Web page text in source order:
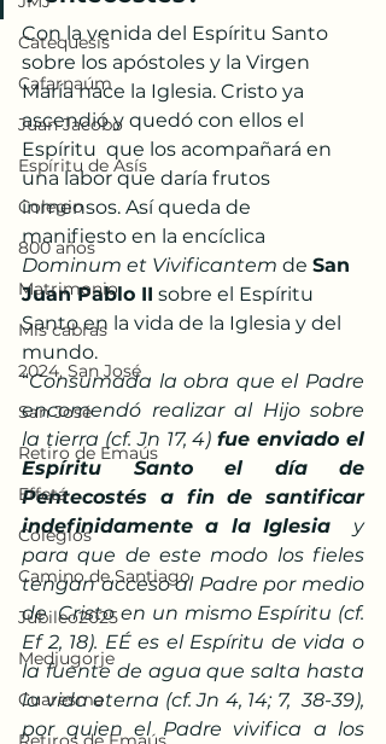
Catequesis
Cafarnaúm
Juan Jacobo
Espíritu de Asís
Colegio
800 años
Matrimonio
Mis cabras
2024, San José
San José
Retiro de Emaús
Effetá
Colegios
Camino de Santiago
Jubileo2025
Medjugorje
Cuaresma
Con la venida del Espíritu Santo
sobre los apóstoles y la Virgen
María nace la Iglesia. Cristo ya
ascendió y quedó con ellos el
Espíritu  que los acompañará en
una labor que daría frutos
inmensos. Así queda de
manifiesto en la encíclica
Dominum et Vivificantem de San
Juan Pablo II sobre el Espíritu
Santo en la vida de la Iglesia y del
mundo.
“Consumada la obra que el Padre
encomendó realizar al Hijo sobre
la tierra (cf. Jn 17, 4) fue enviado el
Espíritu Santo el día de
Pentecostés a fin de santificar
indefinidamente a la Iglesia
  y
para que de este modo los fieles
tengan acceso al Padre por medio
de  Cristo en un mismo Espíritu (cf.
Ef 2, 18). EÉ es el Espíritu de vida o
la fuente de agua que salta hasta
la vida eterna (cf. Jn 4, 14; 7,  38-39),
por quien el Padre vivifica a los